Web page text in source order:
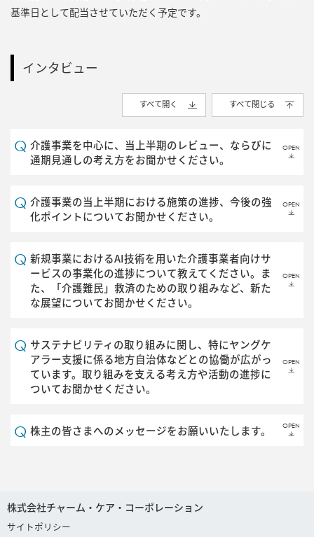
基準日として配当させていただく予定です。
インタビュー
すべて開く すべて閉じる
介護事業を中心に、当上半期のレビュー、ならびに
通期見通しの考え方をお聞かせください。
OPEN
介護事業の当上半期における施策の進捗、今後の強
化ポイントについてお聞かせください。
OPEN
新規事業におけるAI技術を用いた介護事業者向けサ
ービスの事業化の進捗について教えてください。ま
た、「介護難民」救済のための取り組みなど、新た
な展望についてお聞かせください。
OPEN
サステナビリティの取り組みに関し、特にヤングケ
アラー支援に係る地方自治体などとの協働が広がっ
ています。取り組みを支える考え方や活動の進捗に
ついてお聞かせください。
OPEN
株主の皆さまへのメッセージをお願いいたします。 OPEN
株式会社チャーム・ケア・コーポレーション
サイトポリシー